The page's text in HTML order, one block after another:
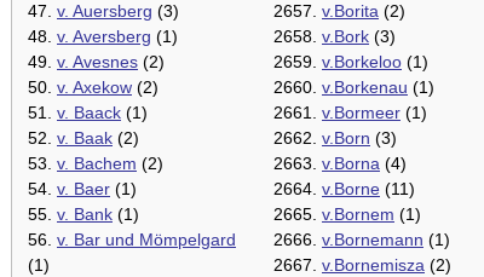
47. v. Auersberg (3)
48. v. Aversberg (1)
49. v. Avesnes (2)
50. v. Axekow (2)
51. v. Baack (1)
52. v. Baak (2)
53. v. Bachem (2)
54. v. Baer (1)
55. v. Bank (1)
56. v. Bar und Mömpelgard
(1)
2657. v.Borita (2)
2658. v.Bork (3)
2659. v.Borkeloo (1)
2660. v.Borkenau (1)
2661. v.Bormeer (1)
2662. v.Born (3)
2663. v.Borna (4)
2664. v.Borne (11)
2665. v.Bornem (1)
2666. v.Bornemann (1)
2667. v.Bornemisza (2)